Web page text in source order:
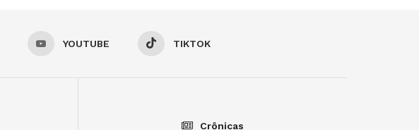
YOUTUBE TIKTOK
Crônicas